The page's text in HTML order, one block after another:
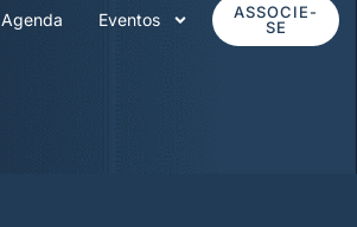
ASSOCIE-
SE
Agenda
Eventos